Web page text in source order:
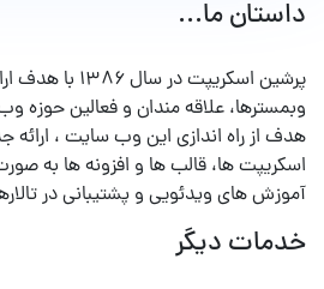
داستان ما...
پرشین اسکریپت در
وبمسترها، علاقه مندان و فعالین حوزه
هدف از راه اندازی این وب سایت ، ارائه
اسکریپت ها، قالب ها و افزونه ها به
آموزش های ویدئویی و پشتیبانی در
خدمات دیگر